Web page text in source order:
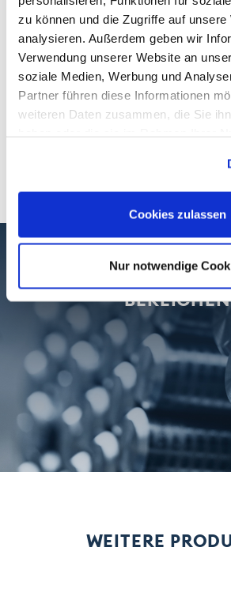
zu können und die Zugriffe auf unsere
analysieren. Außerdem geben wir
Verwendung unserer Website an
soziale Medien, Werbung und
Partner führen diese Informationen
weiteren Daten zusammen, die Sie
Cookies zulassen
Nur notwendige
HÖCHSTE QUALITÄT
BEREICHEN
WEITERE